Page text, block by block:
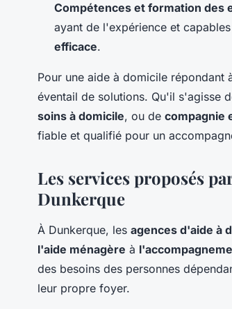
Compétences et formation des
ayant de l'expérience et
efficace.
Pour une aide à domicile répondant
éventail de solutions. Qu'il s'agisse
soins à domicile, ou de compagnie
fiable et qualifié pour un
Les services proposés
Dunkerque
À Dunkerque, les agences d'aide à
l'aide ménagère à
des besoins des personnes
leur propre foyer.